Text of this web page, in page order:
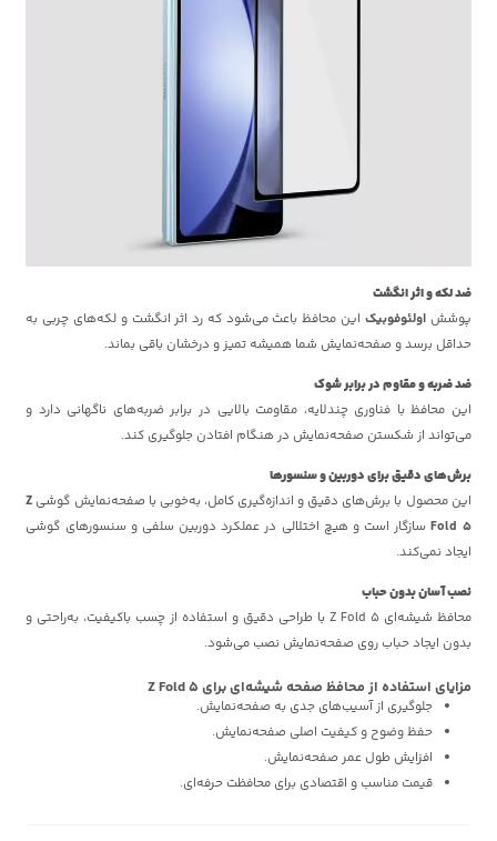
ضد لکه و اثر انگشت
پوششاولئوفوبیک این محافظ باعث می‌شود که رد اثر انگشت و لکه‌های چربی به
حداقل برسد و صفحه‌نمایش شما همیشه تمیز و درخشان باقی بماند.
ضد ضربه و مقاوم در برابر شوک
این محافظ با فناوری چندلایه، مقاومت بالایی در برابر ضربه‌های ناگهانی دارد و
می‌تواند از شکستن صفحه‌نمایش در هنگام افتادن جلوگیری کند.
برش‌های دقیق برای دوربین و سنسورها
این محصول با برش‌های دقیق و اندازه‌گیری کامل، به‌خوبی با صفحه‌نمایش گوشی Z
Fold 5سازگار است و هیچ اختلالی در عملکرد دوربین سلفی و سنسورهای گوشی
ایجاد نمی‌کند.
نصب آسان بدون حباب
محافظ شیشه‌ای Z Fold 5 با طراحی دقیق و استفاده از چسب باکیفیت، به‌راحتی و
بدون ایجاد حباب روی صفحه‌نمایش نصب می‌شود.
مزایای استفاده از محافظ صفحه شیشه‌ای برای Z Fold 5
جلوگیری از آسیب‌های جدی به صفحه‌نمایش.
حفظ وضوح و کیفیت اصلی صفحه‌نمایش.
افزایش طول عمر صفحه‌نمایش.
قیمت مناسب و اقتصادی برای محافظت حرفه‌ای.